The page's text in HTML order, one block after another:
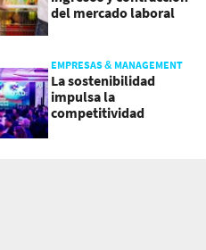
del mercado laboral
EMPRESAS & MANAGEMENT
La sostenibilidad
impulsa la
competitividad